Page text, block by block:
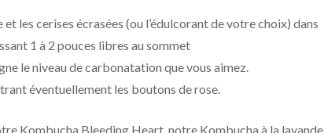
les cerises écrasées (ou l’édulcorant de votre choix) dans
1 à 2 pouces libres au sommet
le niveau de carbonatation que vous aimez.
éventuellement les boutons de rose.
Kombucha Bleeding Heart, notre Kombucha à la lavande